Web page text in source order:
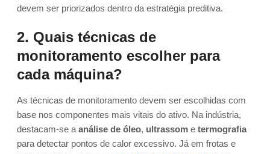
devem ser priorizados dentro da estratégia preditiva.
2. Quais técnicas de
monitoramento escolher para
cada máquina?
As técnicas de monitoramento devem ser escolhidas com
base nos componentes mais vitais do ativo. Na indústria,
destacam-se a análise de óleo, ultrassom e termografia
para detectar pontos de calor excessivo. Já em frotas e